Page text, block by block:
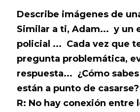
Describe imágenes de
Similar a ti, Adam... y un
policial ... Cada vez que
pregunta problemática,
respuesta... ¿Cómo
están a punto de casarse?
R: No hay conexión entre